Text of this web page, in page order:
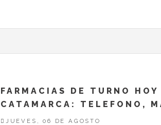
FARMACIAS DE TURNO
CATAMARCA: TELEFONO,
JUEVES, 06 DE AGOSTO